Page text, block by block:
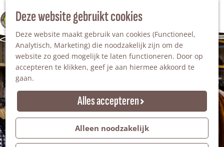
Deze website gebruikt cookies
Deze website maakt gebruik van cookies (Functioneel,
Analytisch, Marketing) die noodzakelijk zijn om de
website zo goed mogelijk te laten functioneren. Door op
accepteren te klikken, geef je aan hiermee akkoord te
gaan.
Alles accepteren
Alleen noodzakelijk
100% WINTERSWIJK
Z
o
e
k
e
n
M
e
n
u
Natuurgebieden
Steengroeve
Tuinen en parken
Recreatieplas Het Hilgelo
Overnachten
Campings & vakantieparken
Vakantiehuizen
Groepsaccommodaties
Hotels
Evenementen
Restantendag